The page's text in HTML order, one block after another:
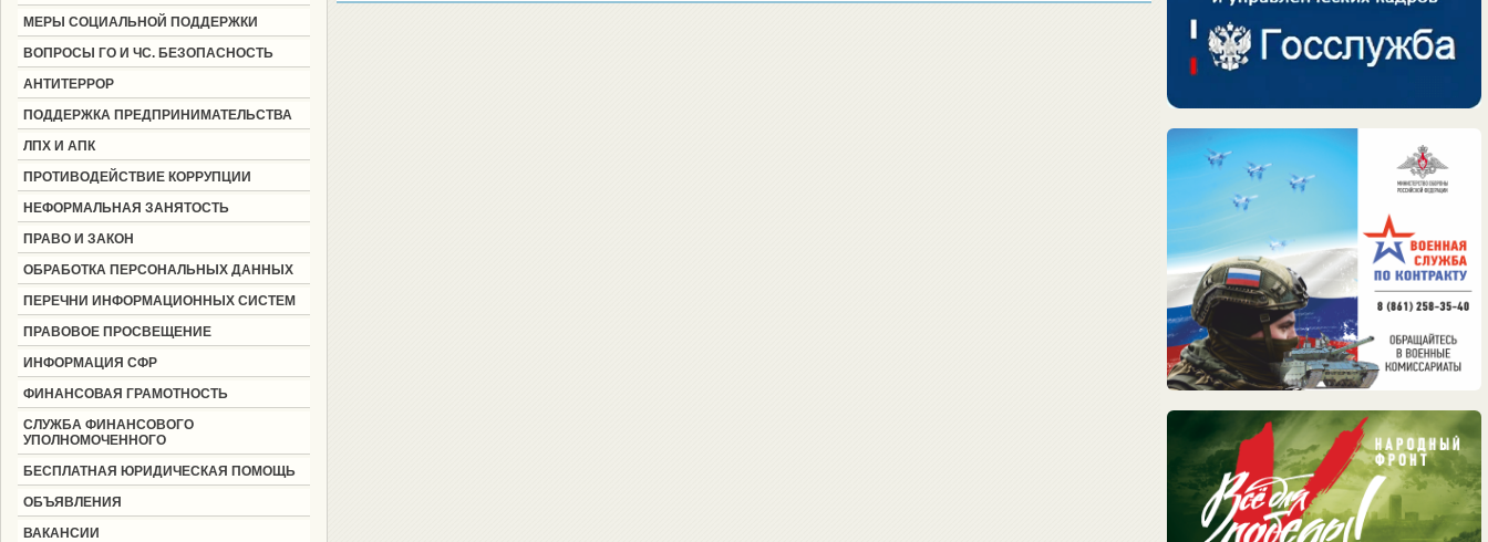
МЕРЫ СОЦИАЛЬНОЙ ПОДДЕРЖКИ
ВОПРОСЫ ГО И ЧС. БЕЗОПАСНОСТЬ
АНТИТЕРРОР
ПОДДЕРЖКА ПРЕДПРИНИМАТЕЛЬСТВА
ЛПХ И АПК
ПРОТИВОДЕЙСТВИЕ КОРРУПЦИИ
НЕФОРМАЛЬНАЯ ЗАНЯТОСТЬ
ПРАВО И ЗАКОН
ОБРАБОТКА ПЕРСОНАЛЬНЫХ ДАННЫХ
ПЕРЕЧНИ ИНФОРМАЦИОННЫХ СИСТЕМ
ПРАВОВОЕ ПРОСВЕЩЕНИЕ
ИНФОРМАЦИЯ СФР
ФИНАНСОВАЯ ГРАМОТНОСТЬ
СЛУЖБА ФИНАНСОВОГО
УПОЛНОМОЧЕННОГО
БЕСПЛАТНАЯ ЮРИДИЧЕСКАЯ ПОМОЩЬ
ОБЪЯВЛЕНИЯ
ВАКАНСИИ